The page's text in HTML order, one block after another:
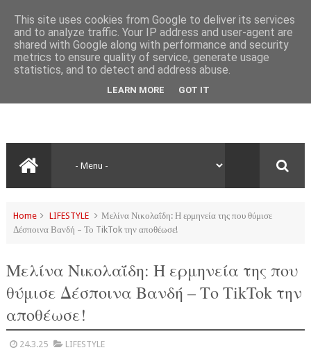
Home LIFESTYLE
Μελίνα Νικολαΐδη: Η ερμηνεία της που θύμισε
Δέσποινα Βανδή – Το TikTok την αποθέωσε!
Μελίνα Νικολαΐδη: Η ερμηνεία της που
θύμισε Δέσποινα Βανδή – Το TikTok την
αποθέωσε!
24.3.25 LIFESTYLE
This site uses cookies from Google to deliver its services
and to analyze traffic. Your IP address and user-agent are
shared with Google along with performance and security
metrics to ensure quality of service, generate usage
statistics, and to detect and address abuse.
LEARN MORE GOT IT